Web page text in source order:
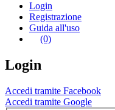
Login
Registrazione
Guida all'uso
(0)
Login
Accedi tramite Facebook
Accedi tramite Google